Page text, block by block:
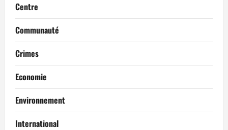
Centre
Communauté
Crimes
Economie
Environnement
International